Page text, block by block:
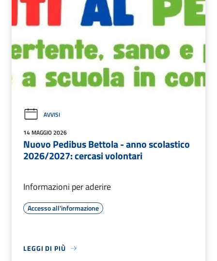
AVVISI
14 MAGGIO 2026
Nuovo Pedibus Bettola - anno scolastico
2026/2027: cercasi volontari
Informazioni per aderire
Accesso all'informazione
LEGGI DI PIÙ